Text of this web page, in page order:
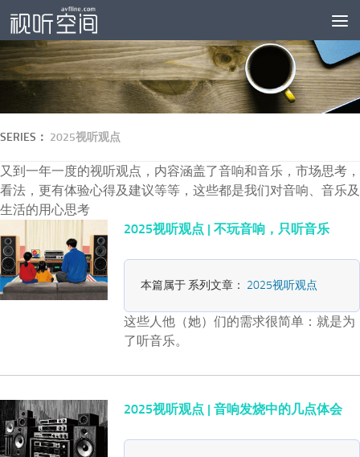
跳至内容
SERIES： 2025视听观点
又到一年一度的视听观点，内容涵盖了音响和音乐，市场思考，
看法，更有体验心得及建议等等，这些都是我们对音响、音乐及
生活的用心思考
2025视听观点 | 不玩音响，只听音乐
本篇属于 系列文章： 2025视听观点
这些人他（她）们的需求很简单：就是为
了听音乐。
2025视听观点 | 音响发烧中的几点体会